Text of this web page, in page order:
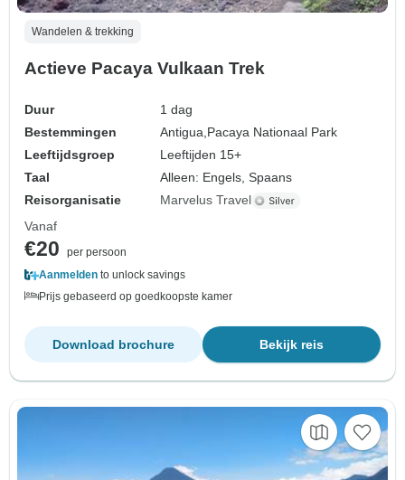
Wandelen & trekking
Actieve Pacaya Vulkaan Trek
Duur
1 dag
Bestemmingen
Antigua, Pacaya Nationaal Park
Leeftijdsgroep
Leeftijden 15+
Taal
Alleen: Engels, Spaans
Reisorganisatie
Marvelus Travel
Vanaf
€20
per persoon
Aanmelden to unlock savings
Prijs gebaseerd op goedkoopste kamer
Bekijk reis
Download brochure